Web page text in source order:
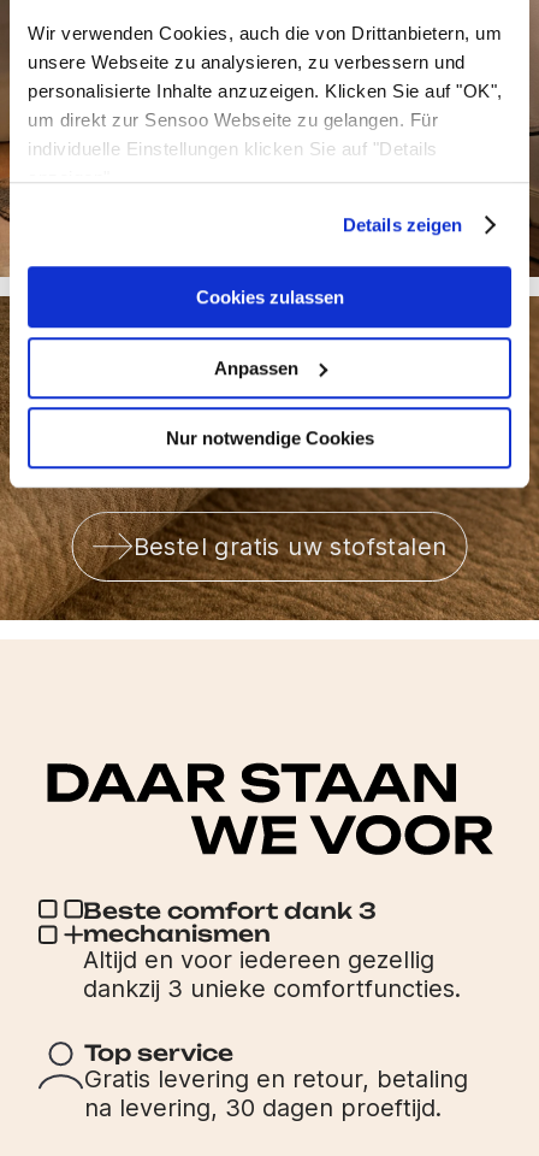
Wir verwenden Cookies, auch die von Drittanbietern, um
unsere Webseite zu analysieren, zu verbessern und
personalisierte Inhalte anzuzeigen. Klicken Sie auf "OK",
um direkt zur Sensoo Webseite zu gelangen. Für
individuelle Einstellungen klicken Sie auf "Details
anzeigen".
Details zeigen
Cookies zulassen
Anpassen
Nur notwendige Cookies
Bestel gratis uw stofstalen
Beste comfort dank 3
mechanismen
Altijd en voor iedereen gezellig
dankzij 3 unieke comfortfuncties.
Top service
Gratis levering en retour, betaling
na levering, 30 dagen proeftijd.